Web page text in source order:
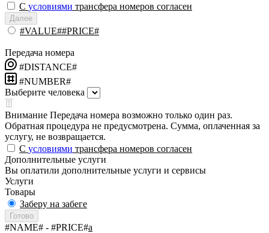
С условиями трансфера номеров согласен
Далее
#VALUE##PRICE#
Передача номера
#DISTANCE#
#NUMBER#
Выберите человека
Внимание Передача номера возможно только один раз.
Обратная процедура не предусмотрена. Сумма, оплаченная за
услугу, не возвращается.
С условиями трансфера номеров согласен
Дополнительные услуги
Вы оплатили дополнительные услуги и сервисы
Услуги
Товары
Заберу на забеге
Готово
#NAME# - #PRICE#a